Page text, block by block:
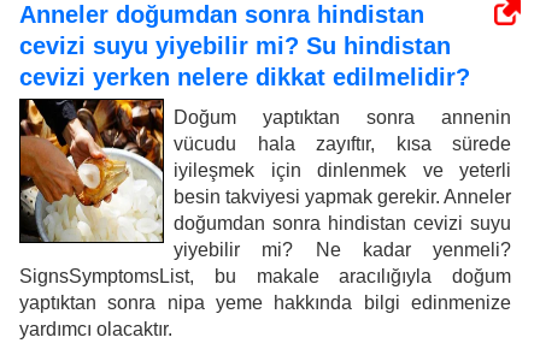
Anneler doğumdan sonra hindistan
cevizi suyu yiyebilir mi? Su hindistan
cevizi yerken nelere dikkat edilmelidir?
Doğum yaptıktan sonra annenin
vücudu hala zayıftır, kısa sürede
iyileşmek için dinlenmek ve yeterli
besin takviyesi yapmak gerekir. Anneler
doğumdan sonra hindistan cevizi suyu
yiyebilir mi? Ne kadar yenmeli?
SignsSymptomsList, bu makale aracılığıyla doğum
yaptıktan sonra nipa yeme hakkında bilgi edinmenize
yardımcı olacaktır.